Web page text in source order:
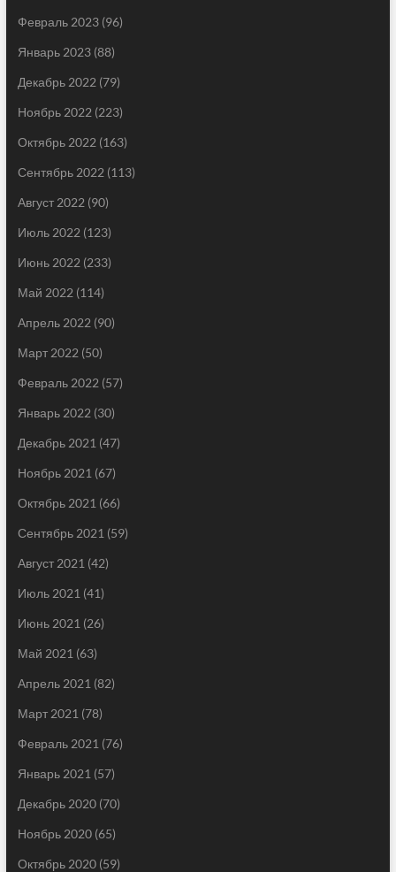
Февраль 2023(96)
Январь 2023(88)
Декабрь 2022 (79)
Ноябрь 2022 (223)
Октябрь 2022 (163)
Сентябрь 2022 (113)
Август 2022 (90)
Июль 2022 (123)
Июнь 2022 (233)
Май 2022 (114)
Апрель 2022 (90)
Март 2022 (50)
Февраль 2022 (57)
Январь 2022 (30)
Декабрь 2021 (47)
Ноябрь 2021 (67)
Октябрь 2021 (66)
Сентябрь 2021 (59)
Август 2021 (42)
Июль 2021 (41)
Июнь 2021 (26)
Май 2021 (63)
Апрель 2021 (82)
Март 2021 (78)
Февраль 2021 (76)
Январь 2021 (57)
Декабрь 2020(70)
Ноябрь 2020(65)
Октябрь 2020(59)